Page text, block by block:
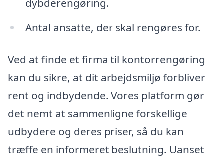
Antal ansatte, der skal rengøres for.
Ved at finde et firma til kontorrengøring
kan du sikre, at dit arbejdsmiljø forbliver
rent og indbydende. Vores platform gør
det nemt at sammenligne forskellige
udbydere og deres priser, så du kan
træffe en informeret beslutning. Uanset